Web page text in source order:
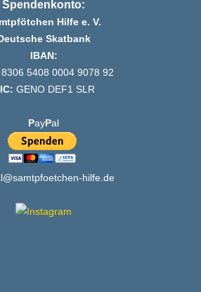
Spendenkonto:
Hilfe e. V.
Skatbank
IBAN:
8306 5408 0004 9078 92
GENO DEF1 SLR
PayPal
hilfe.de